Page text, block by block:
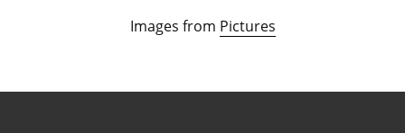
Images from Pictures